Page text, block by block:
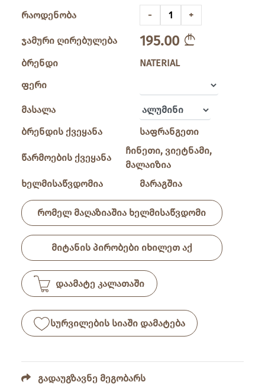
რაოდენობა - +
ჯამური ღირებულება 195.00
ბრენდი
NATERIAL
ფერი
მასალა
ბრენდის ქვეყანა
საფრანგეთი
წარმოების ქვეყანა
ჩინეთი, ვიეტნამი,
მალაიზია
ხელმისაწვდომია
მარაგშია
რომელ მაღაზიაშია ხელმისაწვდომი
მიტანის პირობები იხილეთ აქ
დაამატე კალათაში
სურვილების სიაში დამატება
გადაუგზავნე მეგობარს